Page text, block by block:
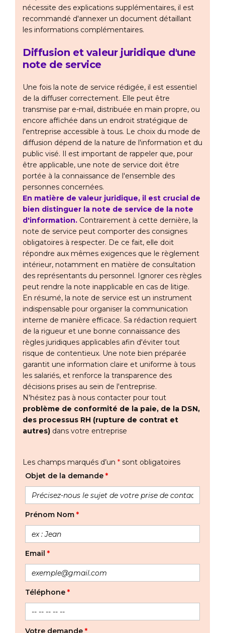
nécessite des explications supplémentaires, il est
recommandé d'annexer un document détaillant
les informations complémentaires.
Diffusion et valeur juridique d'une
note de service
Une fois la note de service rédigée, il est essentiel
de la diffuser correctement. Elle peut être
transmise par e-mail, distribuée en main propre, ou
encore affichée dans un endroit stratégique de
l'entreprise accessible à tous. Le choix du mode de
diffusion dépend de la nature de l'information et du
public visé. Il est important de rappeler que, pour
être applicable, une note de service doit être
portée à la connaissance de l'ensemble des
personnes concernées.
En matière de valeur juridique, il est crucial de
bien distinguer la note de service de la note
d'information. Contrairement à cette dernière, la
note de service peut comporter des consignes
obligatoires à respecter. De ce fait, elle doit
répondre aux mêmes exigences que le règlement
intérieur, notamment en matière de consultation
des représentants du personnel. Ignorer ces règles
peut rendre la note inapplicable en cas de litige.
En résumé, la note de service est un instrument
indispensable pour organiser la communication
interne de manière efficace. Sa rédaction requiert
de la rigueur et une bonne connaissance des
règles juridiques applicables afin d'éviter tout
risque de contentieux. Une note bien préparée
garantit une information claire et uniforme à tous
les salariés, et renforce la transparence des
décisions prises au sein de l'entreprise.
N'hésitez pas à nous contacter pour tout
problème de conformité de la paie, de la DSN,
des processus RH (rupture de contrat et
autres) dans votre entreprise
Les champs marqués d’un * sont obligatoires
Objet de la demande *
Prénom Nom *
Email *
Téléphone *
Votre demande *